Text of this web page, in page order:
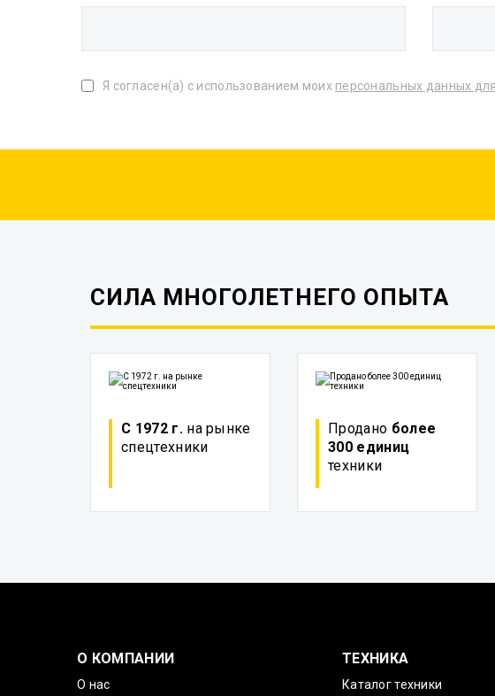
Я согласен(а) с использованием моих персональных данных
СИЛА МНОГОЛЕТНЕГО ОПЫТА
С 1972 г.на рынке
спецтехники
Продано более
300 единиц
техники
О КОМПАНИИ
О нас
ТЕХНИКА
Каталог техники